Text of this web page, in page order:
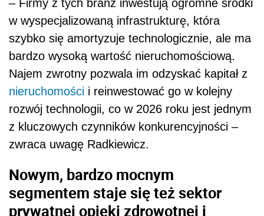
– Firmy z tych branż inwestują ogromne środki
w wyspecjalizowaną infrastrukturę, która
szybko się amortyzuje technologicznie, ale ma
bardzo wysoką wartość nieruchomościową.
Najem zwrotny pozwala im odzyskać kapitał z
nieruchomości i reinwestować go w kolejny
rozwój technologii, co w 2026 roku jest jednym
z kluczowych czynników konkurencyjności –
zwraca uwagę Radkiewicz.
Nowym, bardzo mocnym
segmentem staje się też sektor
prywatnej opieki zdrowotnej i